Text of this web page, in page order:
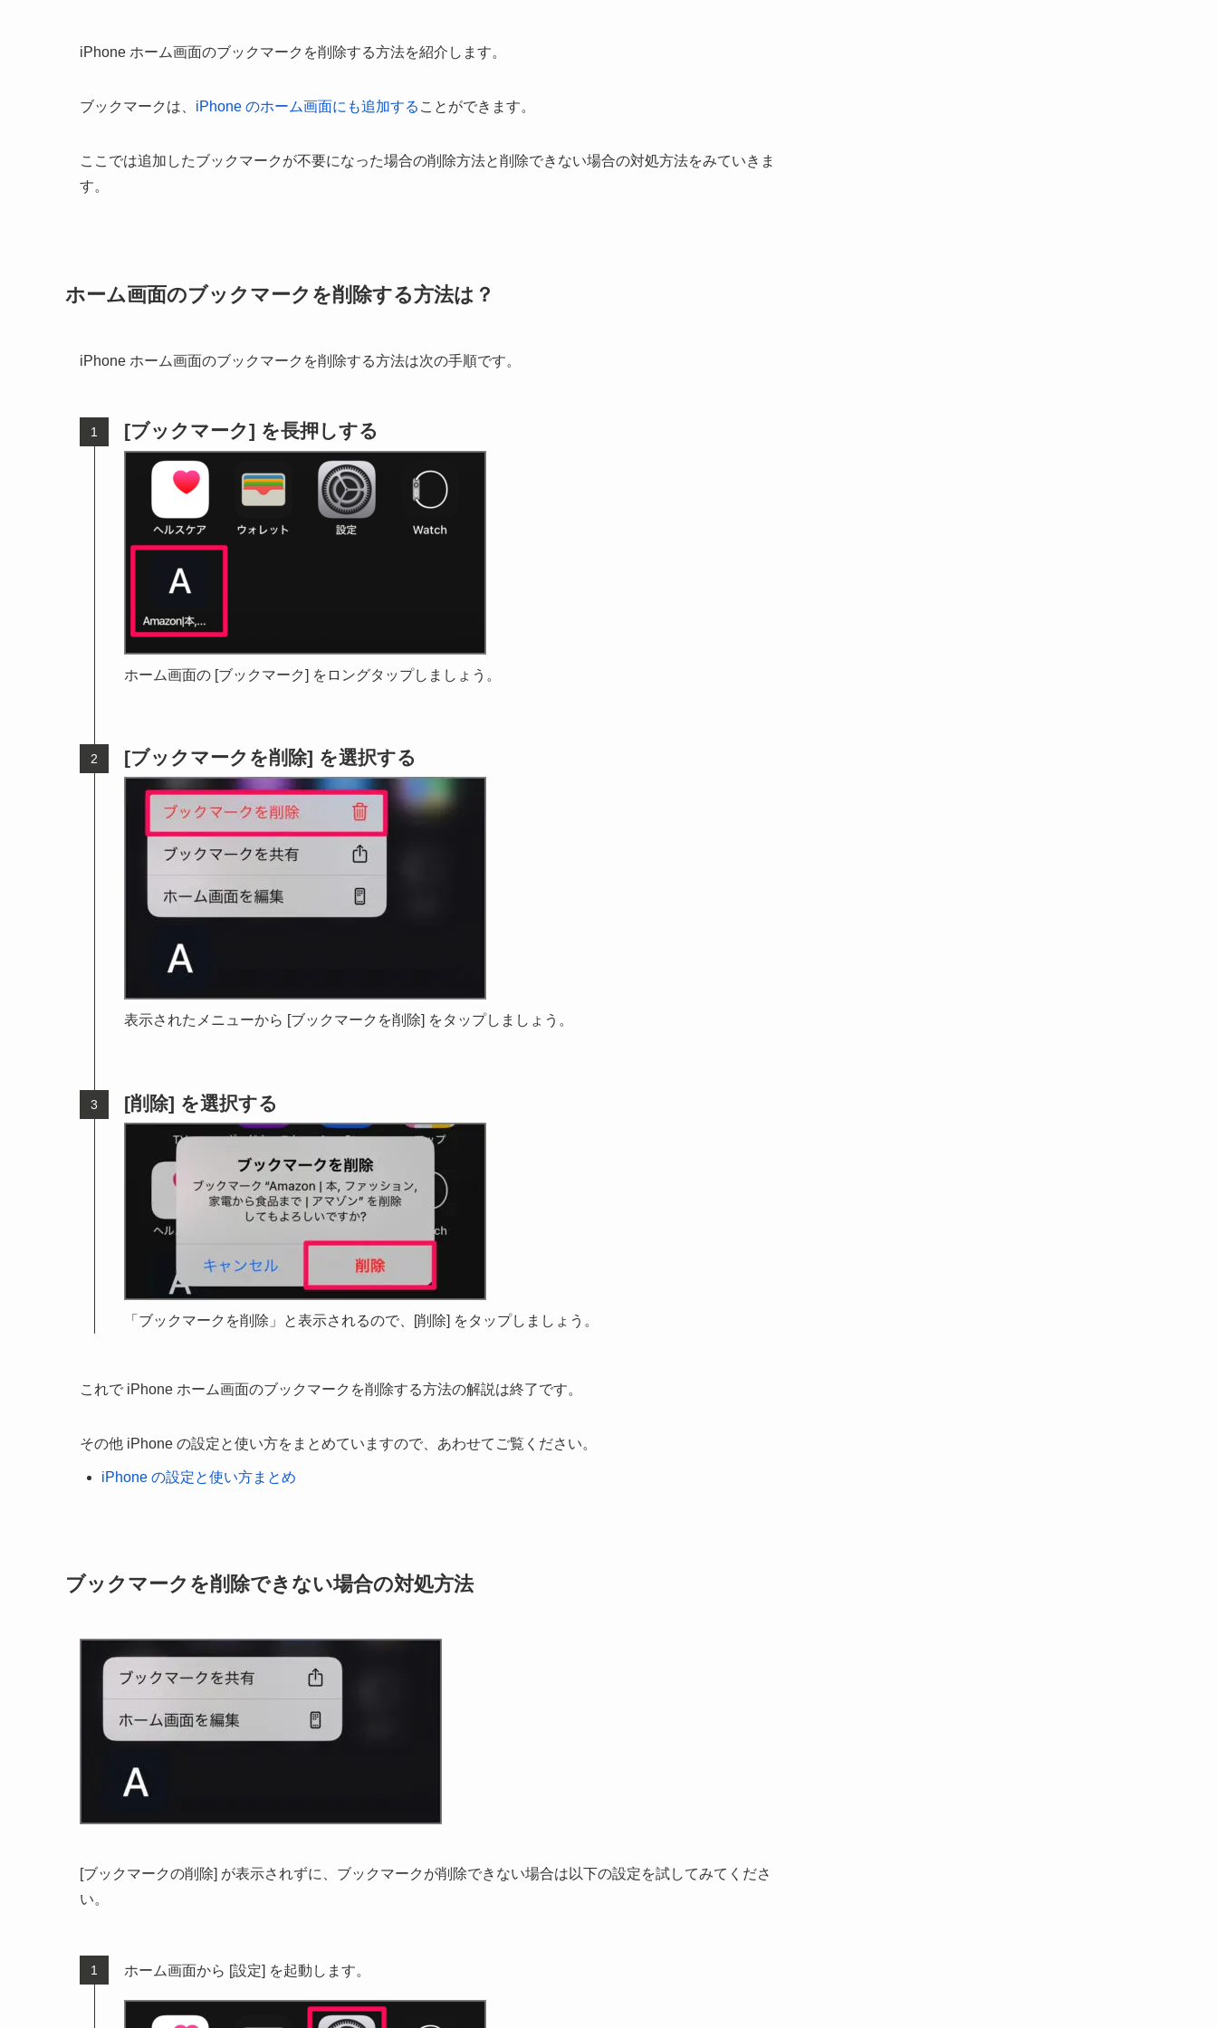
iPhone ホーム画面のブックマークを削除する方法を紹介します。
ブックマークは、 iPhone のホーム画面にも追加する ことができます。
ここでは追加したブックマークが不要になった場合の削除方法と削除できない場合の対処方法をみていきま
す。
ホーム画面のブックマークを削除する方法は？
iPhone ホーム画面のブックマークを削除する方法は次の手順です。
[ブックマーク] を長押しする
ホーム画面の [ブックマーク] をロングタップしましょう。
[ブックマークを削除] を選択する
表示されたメニューから [ブックマークを削除] をタップしましょう。
[削除] を選択する
「ブックマークを削除」と表示されるので、[削除] をタップしましょう。
これで iPhone ホーム画面のブックマークを削除する方法の解説は終了です。
その他 iPhone の設定と使い方をまとめていますので、あわせてご覧ください。
iPhone の設定と使い方まとめ
ブックマークを削除できない場合の対処方法
[ブックマークの削除] が表示されずに、ブックマークが削除できない場合は以下の設定を試してみてくださ
い。
ホーム画面から [設定] を起動します。